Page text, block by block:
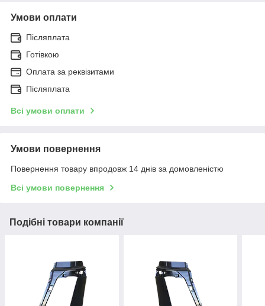
Умови оплати
Післяплата
Готівкою
Оплата за реквізитами
Післяплата
Всі умови оплати
Умови повернення
Повернення товару впродовж 14 днів за домовленістю
Всі умови повернення
Подібні товари компанії